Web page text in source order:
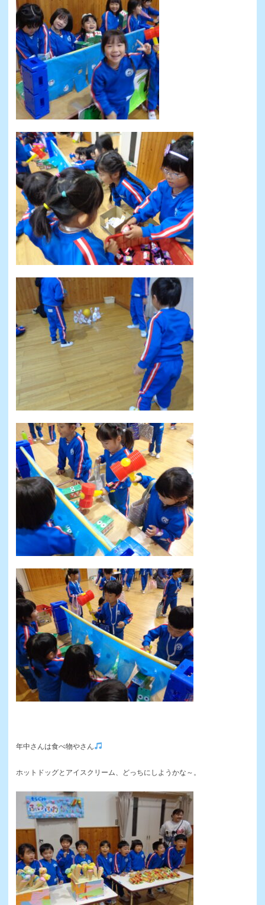
年中さんは食べ物やさん
ホットドッグとアイスクリーム、どっちにしようかな～。